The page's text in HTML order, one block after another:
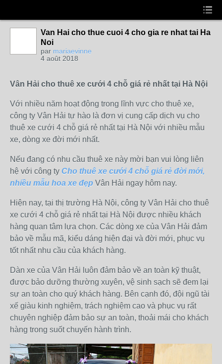
Van Hai cho thue cuoi 4 cho gia re nhat tai Ha
Noi
par mariaevinne
4 août 2018
Vân Hải cho thuê xe cưới 4 chỗ giá rẻ nhất tại Hà Nội
Với nhiều năm hoạt động trong lĩnh vực cho thuê xe,
công ty Vân Hải tự hào là đơn vị cung cấp dịch vụ cho
thuê xe cưới 4 chỗ giá rẻ nhất tại Hà Nội với nhiều mẫu
xe, dòng xe đời mới nhất.
Nếu đang có nhu cầu thuê xe này mời bạn vui lòng liên
hệ với công ty Cho thuê xe cưới 4 chỗ giá rẻ đời mới,
nhiều mẫu hoa xe đẹp Vân Hải ngay hôm nay.
Hiện nay, tại thị trường Hà Nội, công ty Vân Hải cho thuê
xe cưới 4 chỗ giá rẻ nhất tại Hà Nội được nhiều khách
hàng quan tâm lựa chọn. Các dòng xe của Vân Hải đảm
bảo về mẫu mã, kiểu dáng hiện đại và đời mới, phục vụ
tốt nhất nhu cầu của khách hàng.
Dàn xe của Vân Hải luôn đảm bảo về an toàn kỹ thuật,
được bảo dưỡng thường xuyên, vệ sinh sạch sẽ đem lại
sự an toàn cho quý khách hàng. Bên cạnh đó, đội ngũ tài
xế giàu kinh nghiệm, trách nghiệm cao và phục vụ rất
chuyên nghiệp đảm bảo sự an toàn, thoải mái cho khách
hàng trong suốt chuyến hành trình.